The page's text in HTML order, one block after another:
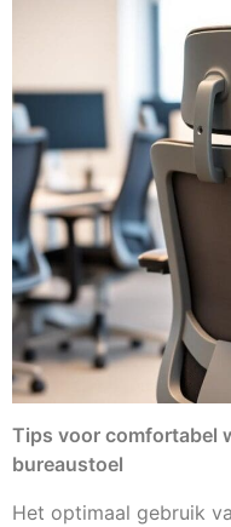
Tips voor comfortabel
bureaustoel
Het optimaal gebruik